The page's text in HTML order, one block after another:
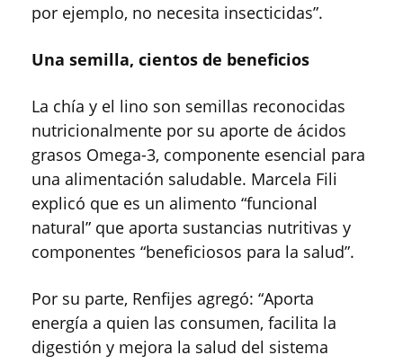
por ejemplo, no necesita insecticidas”.
Una semilla, cientos de beneficios
La chía y el lino son semillas reconocidas
nutricionalmente por su aporte de ácidos
grasos Omega-3, componente esencial para
una alimentación saludable. Marcela Fili
explicó que es un alimento “funcional
natural” que aporta sustancias nutritivas y
componentes “beneficiosos para la salud”.
Por su parte, Renfijes agregó: “Aporta
energía a quien las consumen, facilita la
digestión y mejora la salud del sistema